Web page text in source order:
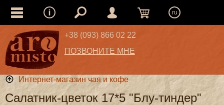
ru
+38 (093) 866 02 22
ПОЗВОНИТЕ МНЕ
Интернет-магазин чая и кофе
Салатник-цветок 17*5 "Блу-тиндер"